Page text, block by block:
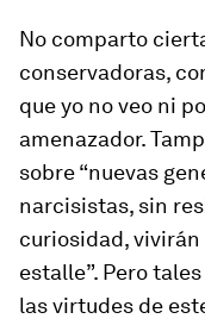
No comparto
conservadoras,
que yo no veo ni
amenazador.
sobre “nuevas
narcisistas, sin
curiosidad,
estalle”. Pero
las virtudes de